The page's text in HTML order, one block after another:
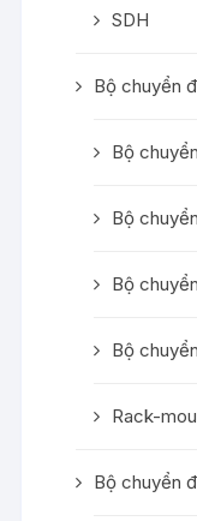
SDH
Bộ chuyển
Bộ
Bộ
Bộ
Bộ
Rack-
Bộ chuyển